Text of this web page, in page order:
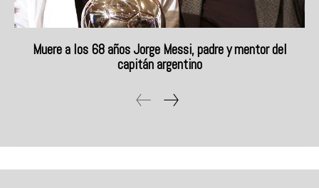
Muere a los 68 años Jorge Messi, padre y mentor del
capitán argentino